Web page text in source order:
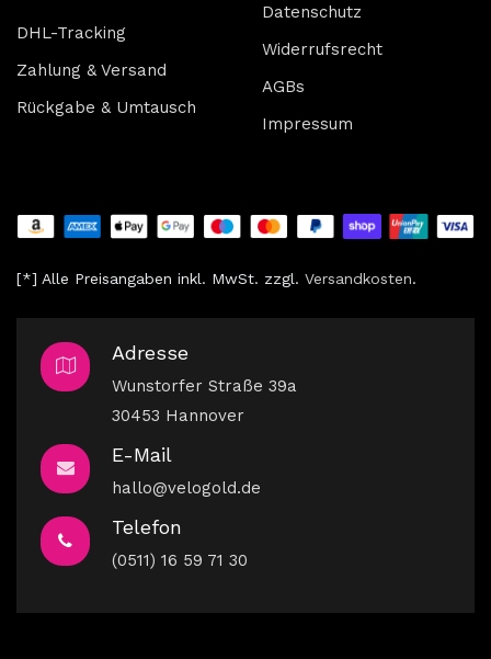
DHL-Tracking
Zahlung & Versand
Rückgabe & Umtausch
Datenschutz
Widerrufsrecht
AGBs
Impressum
[*] Alle Preisangaben inkl. MwSt. zzgl. Versandkosten.
Adresse
Wunstorfer Straße 39a
30453 Hannover
E-Mail
hallo@velogold.de
Telefon
(0511) 16 59 71 30